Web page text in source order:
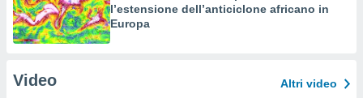
l’estensione dell’anticiclone africano in
Europa
Video Altri video